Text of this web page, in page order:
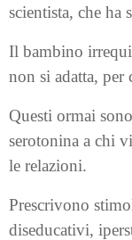
scientista, che ha
Il bambino
non si adatta, per
Questi ormai
serotonina a chi
le relazioni.
Prescrivono
diseducativi,